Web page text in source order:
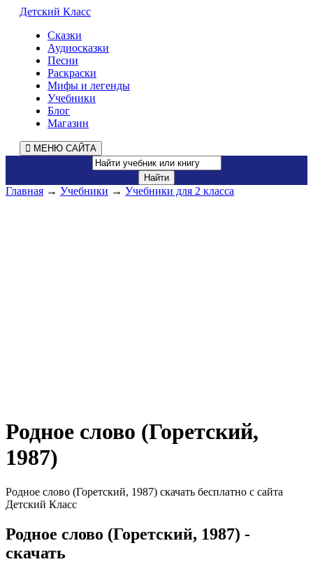
Детский Класс
Сказки
Аудиосказки
Песни
Раскраски
Мифы и легенды
Учебники
Блог
Магазин
МЕНЮ САЙТА
Главная → Учебники → Учебники для 2 класса
Родное слово (Горетский,
1987)
Родное слово (Горетский, 1987) скачать бесплатно с сайта
Детский Класс
Родное слово (Горетский, 1987) -
скачать